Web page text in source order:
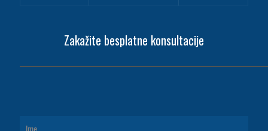
Zakažite besplatne konsultacije